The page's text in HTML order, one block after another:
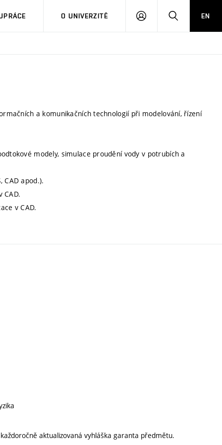
O UNIVERZITĚ
PŘIHLÁSIT HLEDATEN
a komunikačních technologií při modelování, řízení
modely, simulace proudění vody v potrubích a
CAD apod.).
CAD.
v CAD.
aktualizovaná vyhláška garanta předmětu.